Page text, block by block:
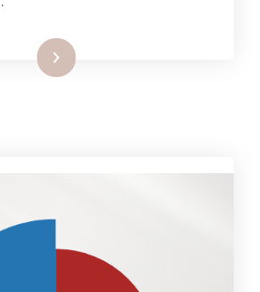
la suite: Le profil DISC vert : l’art de